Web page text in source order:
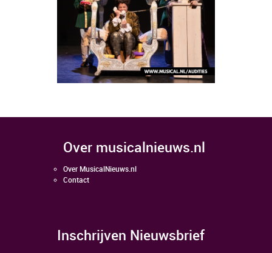
over musicalnieuws.nl
Over MusicalNieuws.nl
Contact
Inschrijven Nieuwsbrief